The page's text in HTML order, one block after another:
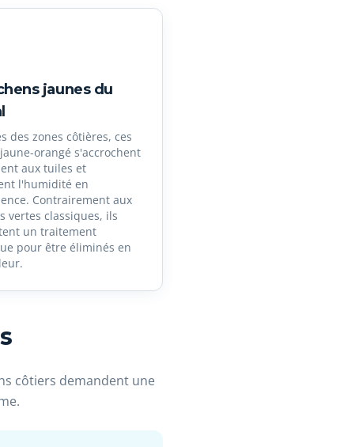
jaunes du
des zones côtières, ces
orangé s'accrochent
aux tuiles et
l'humidité en
Contrairement aux
vertes classiques, ils
un traitement
pour être éliminés en
côtiers demandent une